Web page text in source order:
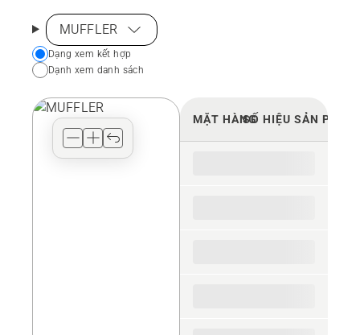
MUFFLER
Choose
your
view
Dạng xem kết hợp
Dạnh xem danh sách
MẶT HÀNGSỐ HIỆU SẢN PHẨM